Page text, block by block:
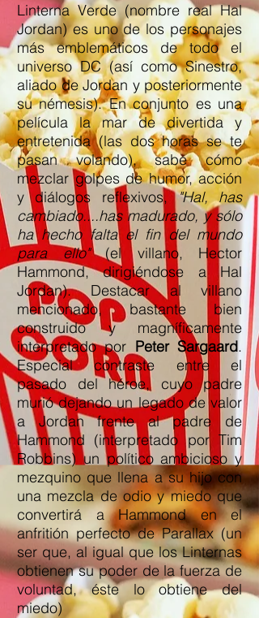
Linterna Verde (nombre real Hal
Jordan) es uno de los personajes
más emblemáticos de todo el
universo DC (así como Sinestro,
aliado de Jordan y posteriormente
su némesis). En conjunto es una
película la mar de divertida y
entretenida (las dos horas se te
pasan volando), sabe cómo
mezclar golpes de humor, acción
y diálogos reflexivos,"Hal, has
cambiado....has madurado, y sólo
ha hecho falta el fin del mundo
para ello"(el villano, Hector
Hammond, dirigiéndose a Hal
Jordan). Destacar al villano
mencionado, bastante bien
construido y magníficamente
interpretado por Peter Sargaard.
Especial contraste entre el
pasado del héroe, cuyo padre
murió dejando un legado de valor
a Jordan frente al padre de
Hammond (interpretado por Tim
Robbins) un político ambicioso y
mezquino que llena a su hijo con
una mezcla de odio y miedo que
convertirá a Hammond en el
anfritión perfecto de Parallax (un
ser que, al igual que los Linternas
obtienen su poder de la fuerza de
voluntad, éste lo obtiene del
miedo)